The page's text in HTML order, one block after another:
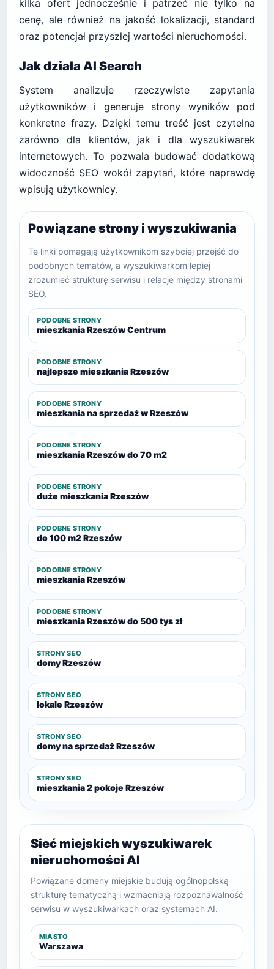
kilka ofert jednocześnie i patrzeć nie tylko na
cenę, ale również na jakość lokalizacji, standard
oraz potencjał przyszłej wartości nieruchomości.
Jak działa AI Search
System analizuje rzeczywiste zapytania
użytkowników i generuje strony wyników pod
konkretne frazy. Dzięki temu treść jest czytelna
zarówno dla klientów, jak i dla wyszukiwarek
internetowych. To pozwala budować dodatkową
widoczność SEO wokół zapytań, które naprawdę
wpisują użytkownicy.
Powiązane strony i wyszukiwania
Te linki pomagają użytkownikom szybciej przejść do
podobnych tematów, a wyszukiwarkom lepiej
zrozumieć strukturę serwisu i relacje między stronami
SEO.
PODOBNE STRONY
mieszkania Rzeszów Centrum
PODOBNE STRONY
najlepsze mieszkania Rzeszów
PODOBNE STRONY
mieszkania na sprzedaż w Rzeszów
PODOBNE STRONY
mieszkania Rzeszów do 70 m2
PODOBNE STRONY
duże mieszkania Rzeszów
PODOBNE STRONY
do 100 m2 Rzeszów
PODOBNE STRONY
mieszkania Rzeszów
PODOBNE STRONY
mieszkania Rzeszów do 500 tys zł
STRONY SEO
domy Rzeszów
STRONY SEO
lokale Rzeszów
STRONY SEO
domy na sprzedaż Rzeszów
STRONY SEO
mieszkania 2 pokoje Rzeszów
Sieć miejskich wyszukiwarek
nieruchomości AI
Powiązane domeny miejskie budują ogólnopolską
strukturę tematyczną i wzmacniają rozpoznawalność
serwisu w wyszukiwarkach oraz systemach AI.
MIASTO
Warszawa